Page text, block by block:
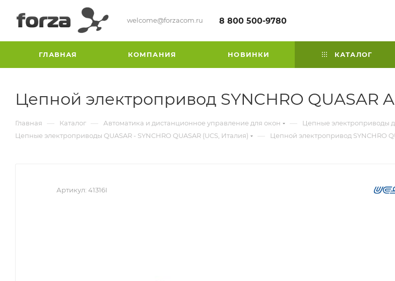
welcome@forzacom.ru 8 800 500-9780
ГЛАВНАЯ КОМПАНИЯ НОВИНКИ КАТАЛОГ
Цепной электропривод SYNCHRO QUASAR
Главная — Каталог — Автоматика и дистанционное управление для окон — Цепные электроприводы
Цепные электроприводы QUASAR - SYNCHRO QUASAR (UCS, Италия) — Цепной электропривод SYNCHRO
Артикул: 41316I